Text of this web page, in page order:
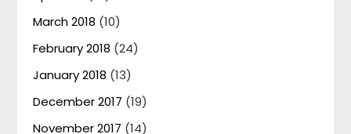
March 2018 (10)
February 2018 (24)
January 2018 (13)
December 2017 (19)
November 2017 (14)